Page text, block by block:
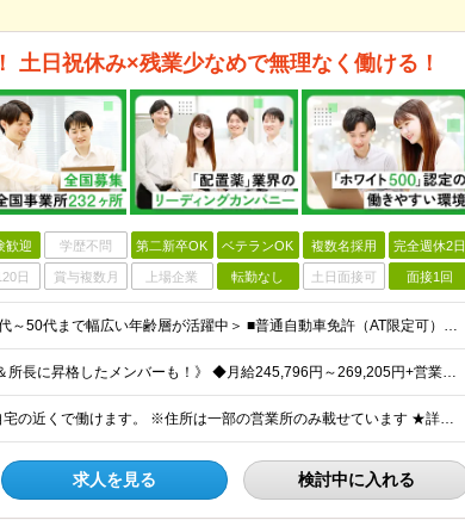
土日祝休み×残業少なめで無理なく働ける！
歓迎 学歴不問 第二新卒OK ベテランOK 複数名採用 完全週休2日
日 賞与複数月 上場企業 転勤なし 土日面接可 面接1回
＜業界・職種未経験OK／20代～50代まで幅広い年齢層が活躍中＞ ■普通自動車免許（AT限定可）をお持ちの方 └お客様先へ訪問するため、問題なく運転ができる方を想定しています。 ■高卒以上 ■60歳未
《入社3年目に年収636万円＆所長に昇格したメンバーも！》 ◆月給245,796円～269,205円+営業実績手当+諸手当 ※試用期間3ヶ月(待遇同一) ※固定残業代(22.5時間分/35,796円～
全国の各営業所で募集中！自宅の近くで働けます。 ※住所は一部の営業所のみ載せています ★詳細は以下のリンクをご覧ください https://www.fujiyakuhin.co.jp/shop/eig
求人を見る 検討中に入れる